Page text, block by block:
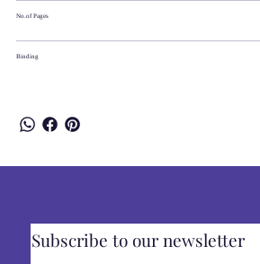
No.of Pages
Binding
Subscribe to our newsletter